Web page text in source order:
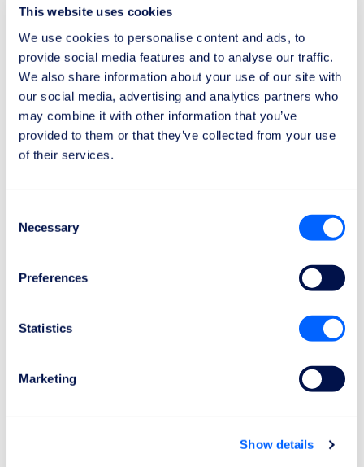
This website uses cookies
We use cookies to personalise content and ads, to
provide social media features and to analyse our traffic.
We also share information about your use of our site with
our social media, advertising and analytics partners who
may combine it with other information that you’ve
provided to them or that they’ve collected from your use
of their services.
Selection
Necessary
Preferences
Statistics
Marketing
Show details
Jeśli nie wygramy, nie płacisz